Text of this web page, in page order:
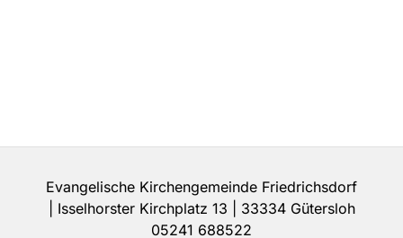
Evangelische Kirchengemeinde Friedrichsdorf
| Isselhorster Kirchplatz 13 | 33334 Gütersloh
05241 688522